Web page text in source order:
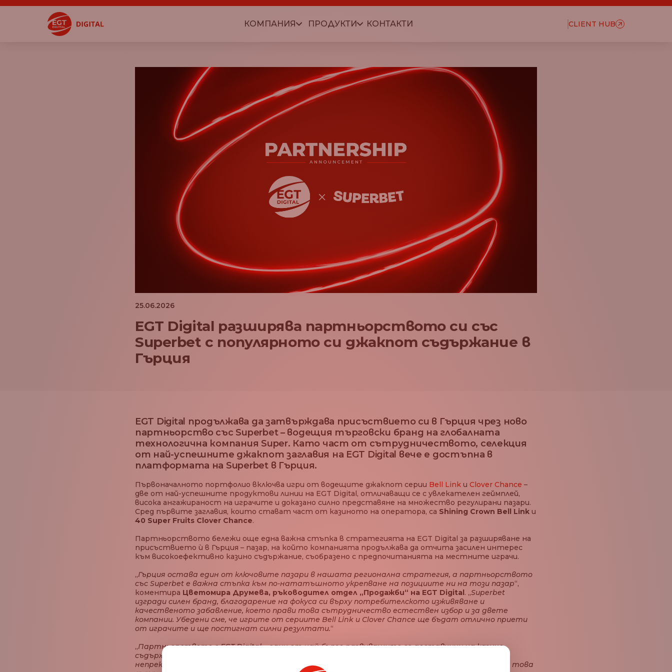
КОМПАНИЯ ПРОДУКТИ КОНТАКТИ CLIENT HUB
25.06.2026
EGT Digital разширява партньорството си със
Superbet с популярното си джакпот съдържание в
Гърция
EGT Digital продължава да затвърждава присъствието си в Гърция чрез ново
партньорство със Superbet – водещия търговски бранд на глобалната
технологична компания Super. Като част от сътрудничеството, селекция
от най-успешните джакпот заглавия на EGT Digital вече е достъпна в
платформата на Superbet в Гърция.
Първоначалното портфолио включва игри от водещите джакпот серии Bell Link и Clover Chance –
две от най-успешните продуктови линии на EGT Digital, отличаващи се с увлекателен геймплей,
висока ангажираност на играчите и доказано силно представяне на множество регулирани пазари.
Сред първите заглавия, които стават част от казиното на оператора, са Shining Crown Bell Link и
40 Super Fruits Clover Chance.
Партньорството бележи още една важна стъпка в стратегията на EGT Digital за разширяване на
присъствието ѝ в Гърция – пазар, на който компанията продължава да отчита засилен интерес
към високоефективно казино съдържание, съобразено с предпочитанията на местните играчи.
„Гърция остава един от ключовите пазари в нашата регионална стратегия, а партньорството
със Superbet е важна стъпка към по-нататъшното укрепване на позициите ни на този пазар“,
коментира Цветомира Друмева, ръководител отдел „Продажби“ на EGT Digital. „Superbet
изгради силен бранд, благодарение на фокуса си върху потребителското изживяване и
качественото забавление, което прави това сътрудничество естествен избор и за двете
компании. Убедени сме, че игрите от сериите Bell Link и Clover Chance ще бъдат отлично приети
от играчите и ще постигнат силни резултати.“
„Партньорството с EGT Digital – един от най-бързо развиващите се доставчици на казино
съдържание в региона – е още една важна стъпка в стратегията на Superbet Greece
непрекъснато да обогатява своето дигитално развлекателно портфолио. Благодарение на това